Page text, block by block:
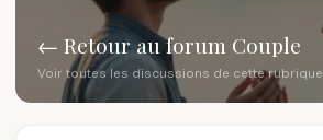
← Retour au forum Couple
Voir toutes les discussions de cette rubrique